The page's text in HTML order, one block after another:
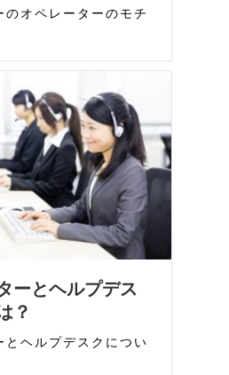
のオペレーターのモチ
ーとヘルプデス
？
とヘルプデスクについ